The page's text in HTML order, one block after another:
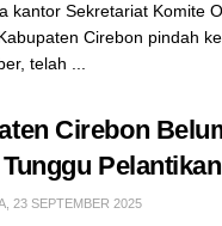
kantor Sekretariat Komite
Cirebon pindah
telah ...
Cirebon
Pelantikan
23 SEPTEMBER 2025